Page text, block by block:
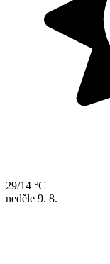
29/14 °C
neděle 9. 8.